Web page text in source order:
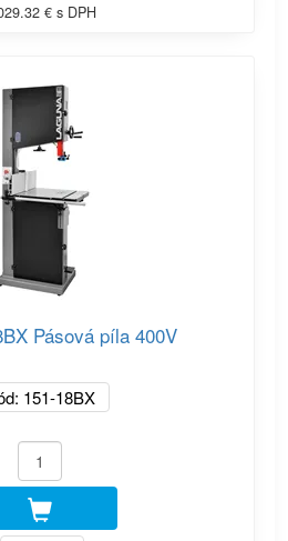
€ s DPH
Pásová píla 400V
151-18BX